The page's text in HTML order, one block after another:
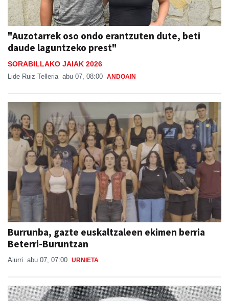
"Auzotarrek oso ondo erantzuten dute, beti
daude laguntzeko prest"
SORABILLAKO JAIAK 2026
Lide Ruiz Telleria abu 07, 08:00 ANDOAIN
Burrunba, gazte euskaltzaleen ekimen berria
Beterri-Buruntzan
Aiurri abu 07, 07:00 URNIETA